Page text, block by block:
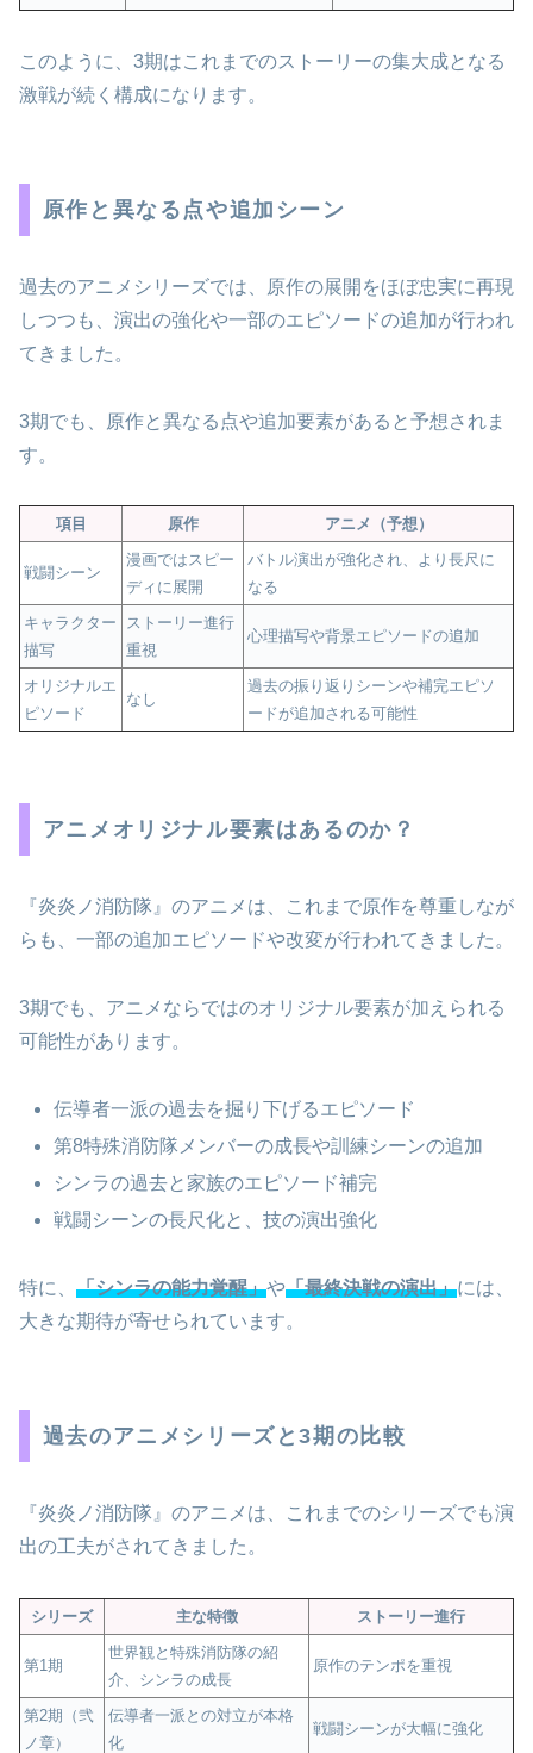
このように、3期はこれまでのストーリーの集大成となる
激戦が続く構成になります。
原作と異なる点や追加シーン
過去のアニメシリーズでは、原作の展開をほぼ忠実に再現
しつつも、演出の強化や一部のエピソードの追加が行われ
てきました。
3期でも、原作と異なる点や追加要素があると予想されま
す。
項目 原作 アニメ（予想）
戦闘シーン
漫画ではスピー
ディに展開
バトル演出が強化され、より長尺に
なる
キャラクター
描写
ストーリー進行
重視
心理描写や背景エピソードの追加
オリジナルエ
ピソード
なし
過去の振り返りシーンや補完エピソ
ードが追加される可能性
アニメオリジナル要素はあるのか？
『炎炎ノ消防隊』のアニメは、これまで原作を尊重しなが
らも、一部の追加エピソードや改変が行われてきました。
3期でも、アニメならではのオリジナル要素が加えられる
可能性があります。
伝導者一派の過去を掘り下げるエピソード
第8特殊消防隊メンバーの成長や訓練シーンの追加
シンラの過去と家族のエピソード補完
戦闘シーンの長尺化と、技の演出強化
特に、 「シンラの能力覚醒」や「最終決戦の演出」には、
大きな期待が寄せられています。
過去のアニメシリーズと3期の比較
『炎炎ノ消防隊』のアニメは、これまでのシリーズでも演
出の工夫がされてきました。
シリーズ 主な特徴 ストーリー進行
第1期
世界観と特殊消防隊の紹
介、シンラの成長
原作のテンポを重視
第2期（弐
ノ章）
伝導者一派との対立が本格
化
戦闘シーンが大幅に強化